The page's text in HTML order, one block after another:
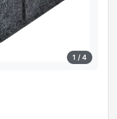
1 / 4